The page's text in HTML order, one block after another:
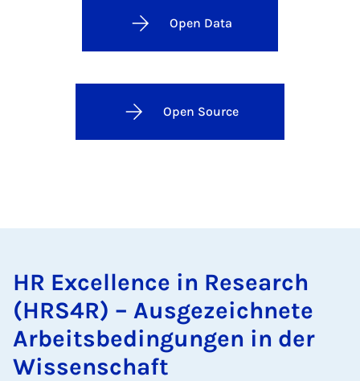
Open Data
Open Source
HR Ex­cel­lence in Re­sea­rch
(HR­S4R) – Aus­ge­zeich­ne­te
Ar­beits­be­din­gun­gen in der
Wis­sen­schaft